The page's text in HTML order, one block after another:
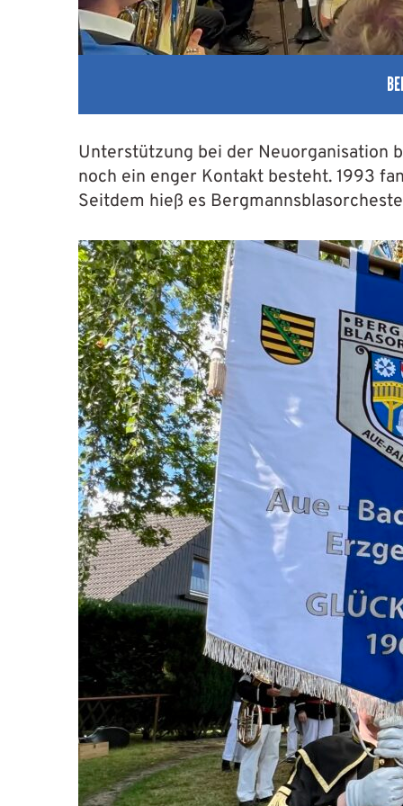
Unterstützung bei der Neuorganisation
noch ein enger Kontakt besteht. 1993
Seitdem hieß es